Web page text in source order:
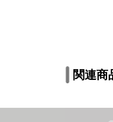
関連商